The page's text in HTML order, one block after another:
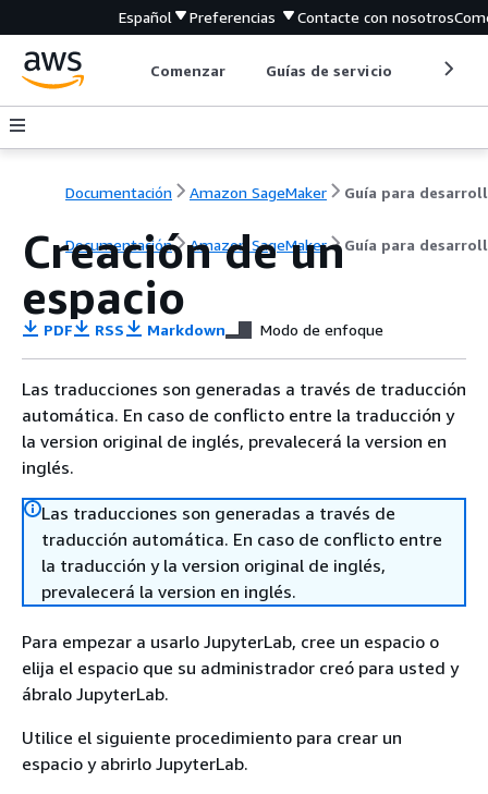
Español Preferencias Contacte con nosotros
Comenzar Guías de servicio
Documentación Amazon SageMaker
Documentación Amazon SageMaker Guía para
Creación de un
espacio
PDF RSS Markdown Modo de enfoque
Las traducciones son generadas a través de traducción
automática. En caso de conflicto entre la traducción y
la version original de inglés, prevalecerá la version en
inglés.
Las traducciones son generadas a través de
traducción automática. En caso de conflicto entre
la traducción y la version original de inglés,
prevalecerá la version en inglés.
Para empezar a usarlo JupyterLab, cree un espacio o
elija el espacio que su administrador creó para usted y
ábralo JupyterLab.
Utilice el siguiente procedimiento para crear un
espacio y abrirlo JupyterLab.